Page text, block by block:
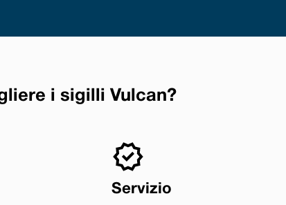
i sigilli Vulcan?
Servizio